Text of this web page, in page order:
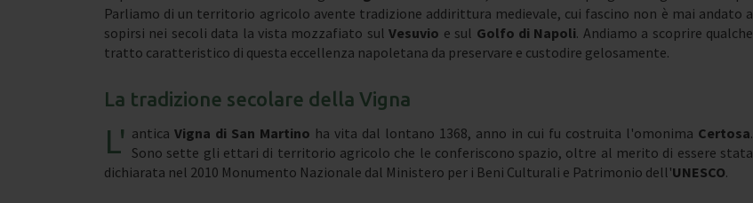
Parliamo di un territorio agricolo avente tradizione addirittura medievale, cui fascino non è mai andato a
sopirsi nei secoli data la vista mozzafiato sulVesuvio e sul Golfo di Napoli. Andiamo a scoprire qualche
tratto caratteristico di questa eccellenza napoletana da preservare e custodire gelosamente.
La tradizione secolare della Vigna
L' antica Vigna di San Martino ha vita dal lontano 1368, anno in cui fu costruita l'omonima Certosa.
Sono sette gli ettari di territorio agricolo che le conferiscono spazio, oltre al merito di essere stata
dichiarata nel 2010 Monumento Nazionale dal Ministero per i Beni Culturali e Patrimonio dell'UNESCO.